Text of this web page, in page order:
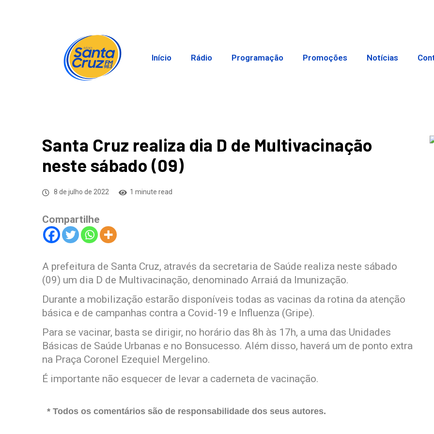
Início Rádio Programação Promoções Notícias
Santa Cruz realiza dia D de Multivacinação
neste sábado (09)
8 de julho de 2022 1 minute read
Compartilhe
A prefeitura de Santa Cruz, através da secretaria de Saúde realiza neste sábado
(09) um dia D de Multivacinação, denominado Arraiá da Imunização.
Durante a mobilização estarão disponíveis todas as vacinas da rotina da atenção
básica e de campanhas contra a Covid-19 e Influenza (Gripe).
Para se vacinar, basta se dirigir, no horário das 8h às 17h, a uma das Unidades
Básicas de Saúde Urbanas e no Bonsucesso. Além disso, haverá um de ponto extra
na Praça Coronel Ezequiel Mergelino.
É importante não esquecer de levar a caderneta de vacinação.
* Todos os comentários são de responsabilidade dos seus autores.